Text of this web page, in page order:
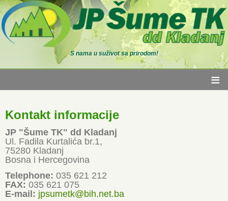
S nama u suživot sa prirodom!
≡
Kontakt informacije
JP "Šume TK" dd Kladanj
Ul. Fadila Kurtalića br.1,
75280 Kladanj
Bosna i Hercegovina
Telephone: 035 621 212
FAX: 035 621 075
E-mail: jpsumetk@bih.net.ba